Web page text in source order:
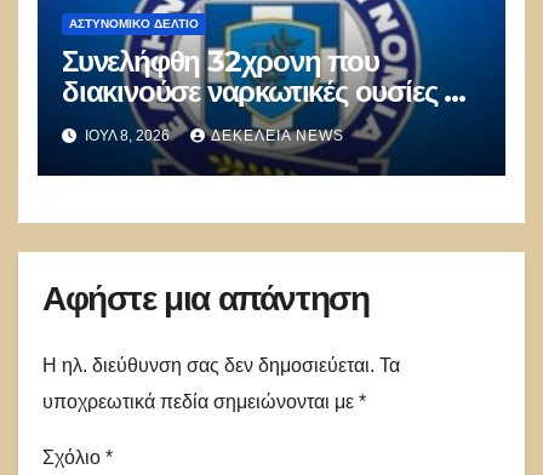
ΑΣΤΥΝΟΜΙΚΌ ΔΕΛΤΊΟ
Συνελήφθη 32χρονη που
διακινούσε ναρκωτικές ουσίες σε
οικισμό των Αχαρνών
ΙΟΎΛ 8, 2026 ΔΕΚΈΛΕΙΑ NEWS
Αφήστε μια απάντηση
Η ηλ. διεύθυνση σας δεν δημοσιεύεται. Τα
υποχρεωτικά πεδία σημειώνονται με *
Σχόλιο *